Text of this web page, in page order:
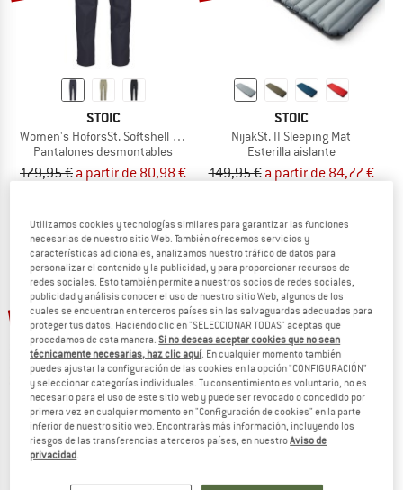
STOIC
Women's HoforsSt. Softshell Zip-Off Pants Light
Pantalones desmontables
179,95 € a partir de 80,98 €
STOIC
NijakSt. II Sleeping Mat
Esterilla aislante
149,95 € a partir de 84,77 €
hasta un 55%
STOIC
Women's HebySt. Trekking Shorts
hasta un 38%
SCHÖFFEL
Pantalones cortos
Utilizamos cookies y tecnologías similares para garantizar las funciones
necesarias de nuestro sitio Web. También ofrecemos servicios y
características adicionales, analizamos nuestro tráfico de datos para
personalizar el contenido y la publicidad, y para proporcionar recursos de
redes sociales. Esto también permite a nuestros socios de redes sociales,
publicidad y análisis conocer el uso de nuestro sitio Web, algunos de los
cuales se encuentran en terceros países sin las salvaguardas adecuadas para
proteger tus datos. Haciendo clic en "SELECCIONAR TODAS" aceptas que
procedamos de esta manera.Si no deseas aceptar cookies que no sean
técnicamente necesarias, haz clic aquí. En cualquier momento también
puedes ajustar la configuración de las cookies en la opción "CONFIGURACIÓN"
y seleccionar categorías individuales. Tu consentimiento es voluntario, no es
necesario para el uso de este sitio web y puede ser revocado o concedido por
primera vez en cualquier momento en "Configuración de cookies" en la parte
inferior de nuestro sitio web. Encontrarás más información, incluyendo los
riesgos de las transferencias a terceros países, en nuestroAviso de
privacidad